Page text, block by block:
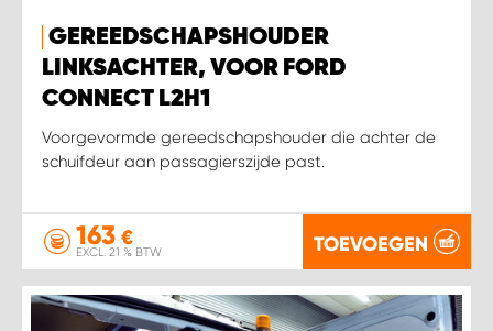
GEREEDSCHAPSHOUDER
LINKSACHTER, VOOR FORD
CONNECT L2H1
Voorgevormde gereedschapshouder die achter de
schuifdeur aan passagierszijde past.
163 €
EXCL. 21 % BTW TOEVOEGEN